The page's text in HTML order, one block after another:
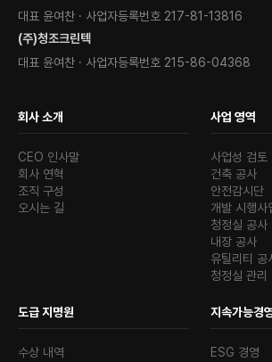
대표 윤여찬 · 사업자등록번호 217-81-13816
(주)청조크린텍
대표 윤여찬 · 사업자등록번호 215-86-04368
회사 소개
CEO 인사말
회사 연혁
조직 구성
오시는 길
사업 영역
사업성 검토
건축 공사
안전감시단
개발 시행사
청정실 공사
내장 공사
유틸리티 공
청정실 관리
도급 지명원
수상 내역
지속가능경
ESG 경영